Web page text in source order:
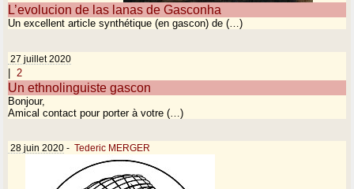
L’evolucion de las lanas de Gasconha
Un excellent article synthétique (en gascon) de (…)
27 juillet 2020
2
Un ethnolinguiste gascon
Bonjour,
Amical contact pour porter à votre (…)
28 juin 2020 - Tederic MERGER